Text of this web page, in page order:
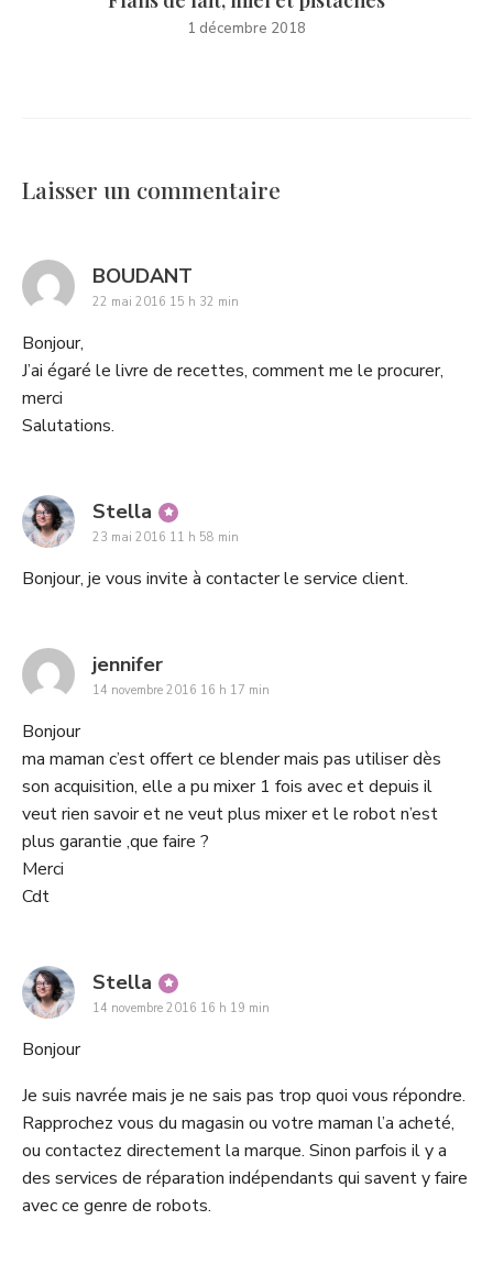
1 décembre 2018
Laisser un commentaire
BOUDANT
22 mai 2016 15 h 32 min
Bonjour,
J’ai égaré le livre de recettes, comment me le procurer,
merci
Salutations.
Stella says:
23 mai 2016 11 h 58 min
Bonjour, je vous invite à contacter le service client.
jennifersays:
14 novembre 2016 16 h 17 min
Bonjour
ma maman c’est offert ce blender mais pas utiliser dès
son acquisition, elle a pu mixer 1 fois avec et depuis il
veut rien savoir et ne veut plus mixer et le robot n’est
plus garantie ,que faire ?
Merci
Cdt
Stella says:
14 novembre 2016 16 h 19 min
Bonjour
Je suis navrée mais je ne sais pas trop quoi vous répondre.
Rapprochez vous du magasin ou votre maman l’a acheté,
ou contactez directement la marque. Sinon parfois il y a
des services de réparation indépendants qui savent y faire
avec ce genre de robots.